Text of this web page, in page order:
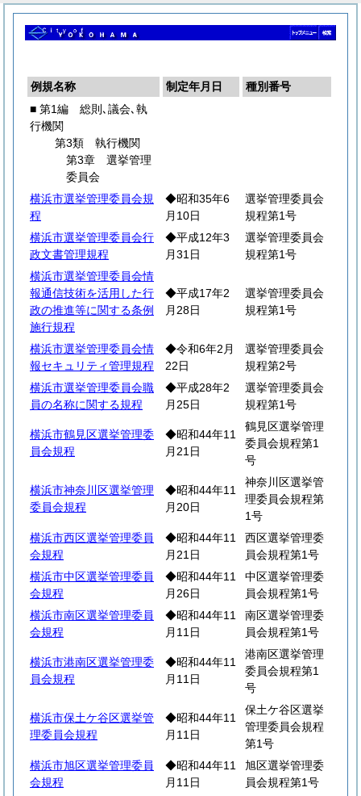
例規名称 制定年月日
種別番号
■ 第1編 総則､議会､執
行機関
第3類 執行機関
第3章 選挙管理
委員会
横浜市選挙管理委員会規
程
◆昭和35年6
月10日
選挙管理委員会
規程第1号
横浜市選挙管理委員会行
政文書管理規程
◆平成12年3
月31日
選挙管理委員会
規程第1号
横浜市選挙管理委員会情
報通信技術を活用した行
政の推進等に関する条例
施行規程
◆平成17年2
月28日
選挙管理委員会
規程第1号
横浜市選挙管理委員会情
報セキュリティ管理規程
◆令和6年2月
22日
選挙管理委員会
規程第2号
横浜市選挙管理委員会職
員の名称に関する規程
◆平成28年2
月25日
選挙管理委員会
規程第1号
横浜市鶴見区選挙管理委
員会規程
◆昭和44年11
月21日
鶴見区選挙管理
委員会規程第1
号
横浜市神奈川区選挙管理
委員会規程
◆昭和44年11
月20日
神奈川区選挙管
理委員会規程第
1号
横浜市西区選挙管理委員
会規程
◆昭和44年11
月21日
西区選挙管理委
員会規程第1号
横浜市中区選挙管理委員
会規程
◆昭和44年11
月26日
中区選挙管理委
員会規程第1号
横浜市南区選挙管理委員
会規程
◆昭和44年11
月11日
南区選挙管理委
員会規程第1号
横浜市港南区選挙管理委
員会規程
◆昭和44年11
月11日
港南区選挙管理
委員会規程第1
号
横浜市保土ケ谷区選挙管
理委員会規程
◆昭和44年11
月11日
保土ケ谷区選挙
管理委員会規程
第1号
横浜市旭区選挙管理委員
会規程
◆昭和44年11
月11日
旭区選挙管理委
員会規程第1号